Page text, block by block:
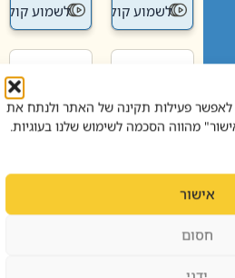
פעילות תקינה של האתר ולנתח את
מהווה הסכמה לשימוש שלנו בעוגיות.
אישור
חסום
לשמוע קול תורה – מדרש
לשמוע קול
פרשת
הזיקה בין
הכהן
לשמוע קול תורה – מדרש
פרשת
פנחס הוא
אליהו: בין
הורסת
בונה
בוצ'קו